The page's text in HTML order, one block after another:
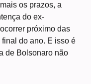
os prazos, a
do ex-
próximo das
do ano. E isso é
de Bolsonaro não